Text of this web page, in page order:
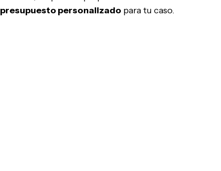
presupuesto personalizado para tu caso.